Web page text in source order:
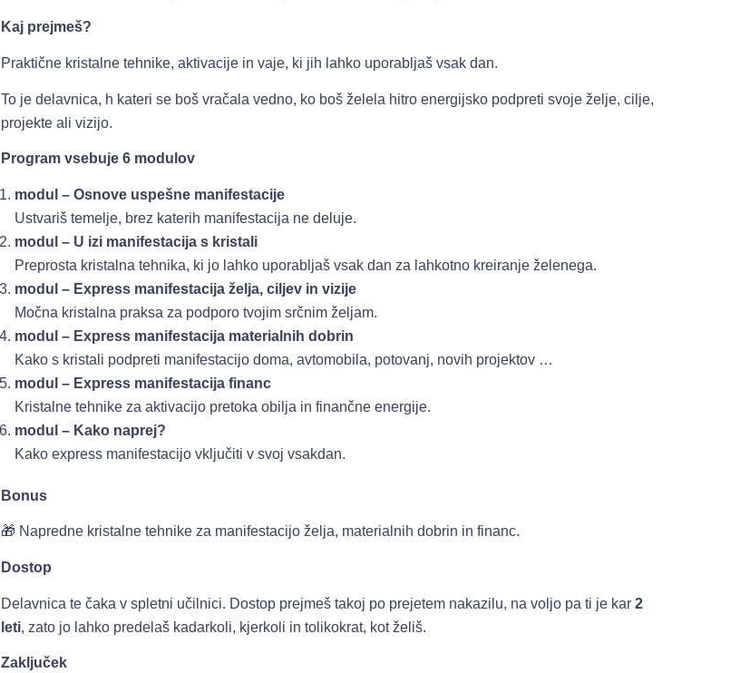
Kaj prejmeš?
Praktične kristalne tehnike, aktivacije in vaje, ki jih lahko uporabljaš vsak dan.
To je delavnica, h kateri se boš vračala vedno, ko boš želela hitro energijsko podpreti svoje želje, cilje,
projekte ali vizijo.
Program vsebuje 6 modulov
modul – Osnove uspešne manifestacije
Ustvariš temelje, brez katerih manifestacija ne deluje.
modul – U izi manifestacija s kristali
Preprosta kristalna tehnika, ki jo lahko uporabljaš vsak dan za lahkotno kreiranje želenega.
modul – Express manifestacija želja, ciljev in vizije
Močna kristalna praksa za podporo tvojim srčnim željam.
modul – Express manifestacija materialnih dobrin
Kako s kristali podpreti manifestacijo doma, avtomobila, potovanj, novih projektov …
modul – Express manifestacija financ
Kristalne tehnike za aktivacijo pretoka obilja in finančne energije.
modul – Kako naprej?
Kako express manifestacijo vključiti v svoj vsakdan.
Bonus
🎁 Napredne kristalne tehnike za manifestacijo želja, materialnih dobrin in financ.
Dostop
Delavnica te čaka v spletni učilnici. Dostop prejmeš takoj po prejetem nakazilu, na voljo pa ti je kar 2
leti, zato jo lahko predelaš kadarkoli, kjerkoli in tolikokrat, kot želiš.
Zaključek